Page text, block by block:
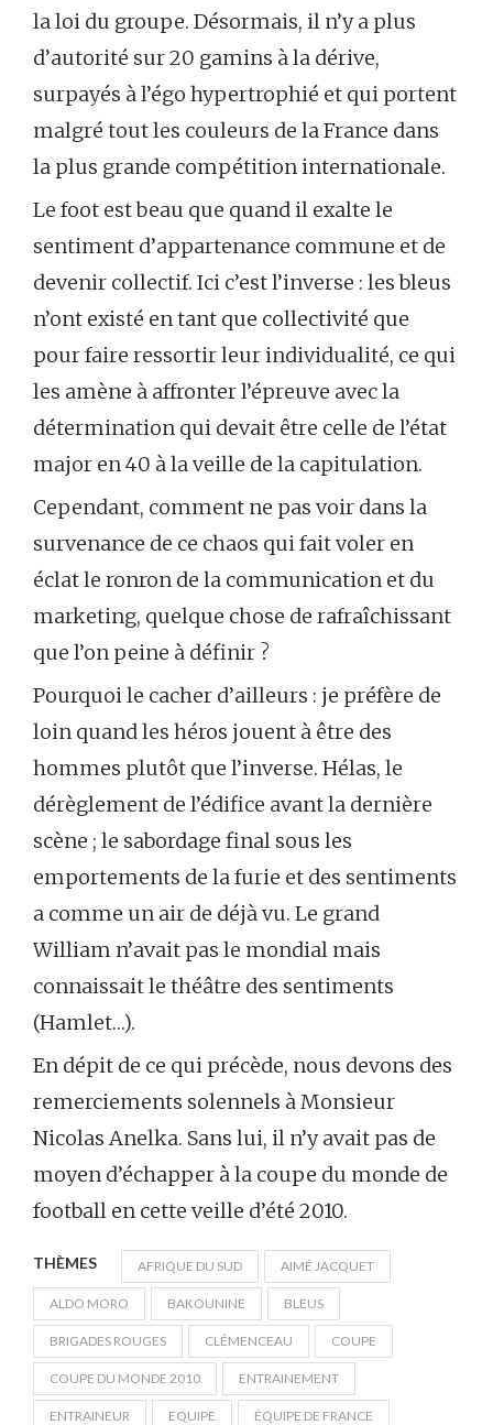
la loi du groupe. Désormais, il n’y a plus
d’autorité sur 20 gamins à la dérive,
surpayés à l’égo hypertrophié et qui portent
malgré tout les couleurs de la France dans
la plus grande compétition internationale.
Le foot est beau que quand il exalte le
sentiment d’appartenance commune et de
devenir collectif. Ici c’est l’inverse : les bleus
n’ont existé en tant que collectivité que
pour faire ressortir leur individualité, ce qui
les amène à affronter l’épreuve avec la
détermination qui devait être celle de l’état
major en 40 à la veille de la capitulation.
Cependant, comment ne pas voir dans la
survenance de ce chaos qui fait voler en
éclat le ronron de la communication et du
marketing, quelque chose de rafraîchissant
que l’on peine à définir ?
Pourquoi le cacher d’ailleurs : je préfère de
loin quand les héros jouent à être des
hommes plutôt que l’inverse. Hélas, le
dérèglement de l’édifice avant la dernière
scène ; le sabordage final sous les
emportements de la furie et des sentiments
a comme un air de déjà vu. Le grand
William n’avait pas le mondial mais
connaissait le théâtre des sentiments
(Hamlet…).
En dépit de ce qui précède, nous devons des
remerciements solennels à Monsieur
Nicolas Anelka. Sans lui, il n’y avait pas de
moyen d’échapper à la coupe du monde de
football en cette veille d’été 2010.
THÈMES AFRIQUE DU SUD AIMÉ JACQUET
ALDO MORO BAKOUNINE BLEUS
BRIGADES ROUGES CLÉMENCEAU COUPE
COUPE DU MONDE 2010 ENTRAINEMENT
ENTRAINEUR EQUIPE ÉQUIPE DE FRANCE